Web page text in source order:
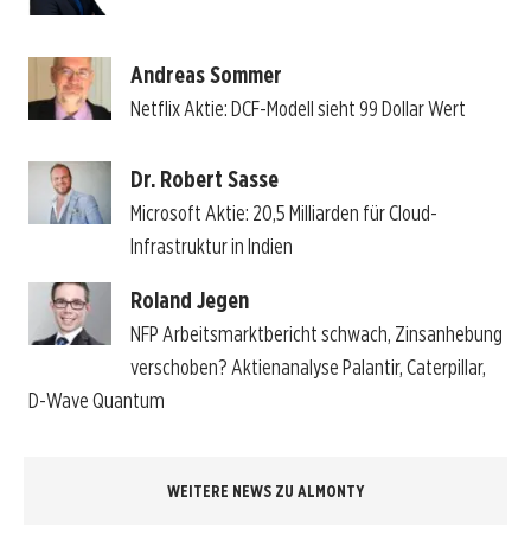
Andreas Sommer
Netflix Aktie: DCF-Modell sieht 99 Dollar Wert
Dr. Robert Sasse
Microsoft Aktie: 20,5 Milliarden für Cloud-
Infrastruktur in Indien
Roland Jegen
NFP Arbeitsmarktbericht schwach, Zinsanhebung
verschoben? Aktienanalyse Palantir, Caterpillar,
D-Wave Quantum
WEITERE NEWS ZU ALMONTY